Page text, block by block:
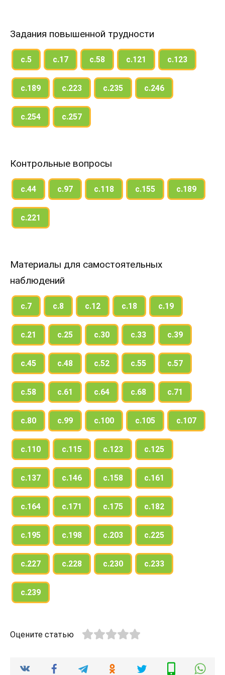
Задания повышенной трудности
с.5 с.17 с.58 с.121 с.123
с.189 с.223 с.235 с.246
с.254 с.257
Контрольные вопросы
с.44 с.97 с.118 с.155 с.189
с.221
Материалы для самостоятельных
наблюдений
с.7 с.8 с.12 с.18 с.19
с.21 с.25 с.30 с.33 с.39
с.45 с.48 с.52 с.55 с.57
с.58 с.61 с.64 с.68 с.71
с.80 с.99 с.100 с.105 с.107
с.110 с.115 с.123 с.125
с.137 с.146 с.158 с.161
с.164 с.171 с.175 с.182
с.195 с.198 с.203 с.225
с.227 с.228 с.230 с.233
с.239
Оцените статью